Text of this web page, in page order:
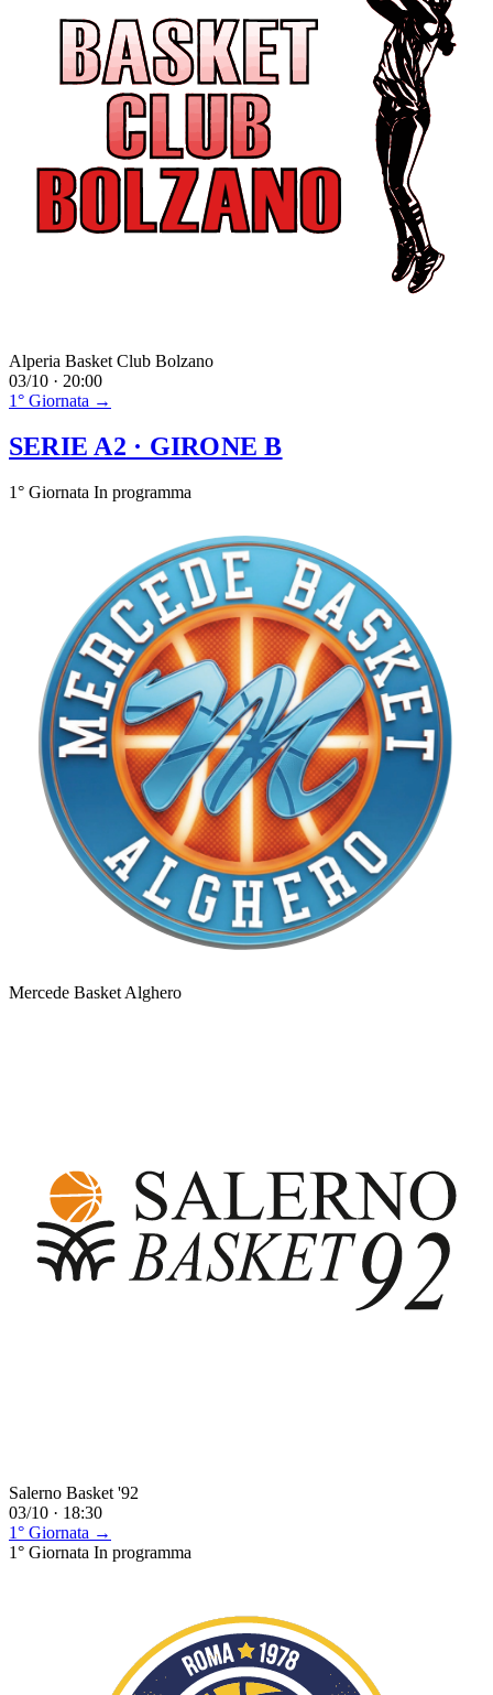
Alperia Basket Club Bolzano
03/10 · 20:00
1° Giornata →
SERIE A2 · GIRONE B
1° Giornata In programma
Mercede Basket Alghero
Salerno Basket '92
03/10 · 18:30
1° Giornata →
1° Giornata In programma